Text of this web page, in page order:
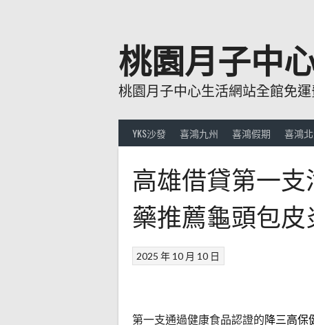
桃園月子中
桃園月子中心生活網站全館免
YKS沙發 喜鴻九州 喜鴻假期 喜鴻
高雄借貸第一
藥推薦龜頭包皮
2025 年 10 月 10 日
第一支通過健康食品認證的降三高保